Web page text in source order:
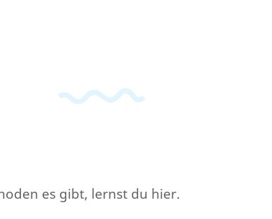
es gibt, lernst du hier.